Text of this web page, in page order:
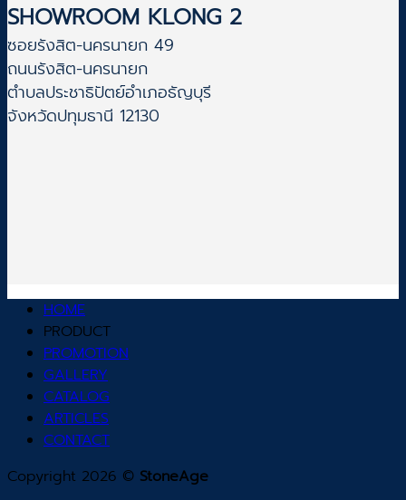
SHOWROOM KLONG 2
ซอยรังสิต-นครนายก 49
ถนนรังสิต-นครนายก
ตำบลประชาธิปัตย์อำเภอธัญบุรี
จังหวัดปทุมธานี 12130
HOME
PRODUCT
PROMOTION
GALLERY
CATALOG
ARTICLES
CONTACT
Copyright 2026 © StoneAge